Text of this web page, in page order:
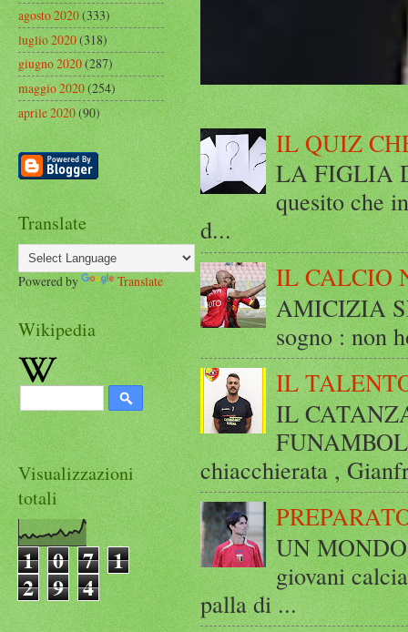
IL QUIZ
LA FIGLIA
quesito che
d...
IL CALCIO
AMICIZIA
sogno : non
IL
IL
chiacchierata ,
UN
giovani
palla di ...
agosto 2020(333)
luglio 2020(318)
giugno 2020(287)
maggio 2020(254)
aprile 2020(90)
Translate
Powered by Translate
Wikipedia
Visualizzazioni
totali
1 0 7 1
2 9 4